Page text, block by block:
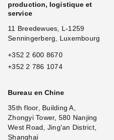
production, logistique et
service
11 Breedewues, L-1259
Senningerberg, Luxembourg
+352 2 600 8670
+352 2 786 1074
Bureau en Chine
35th floor, Building A,
Zhongyi Tower, 580 Nanjing
West Road, Jing'an District,
Shanghai